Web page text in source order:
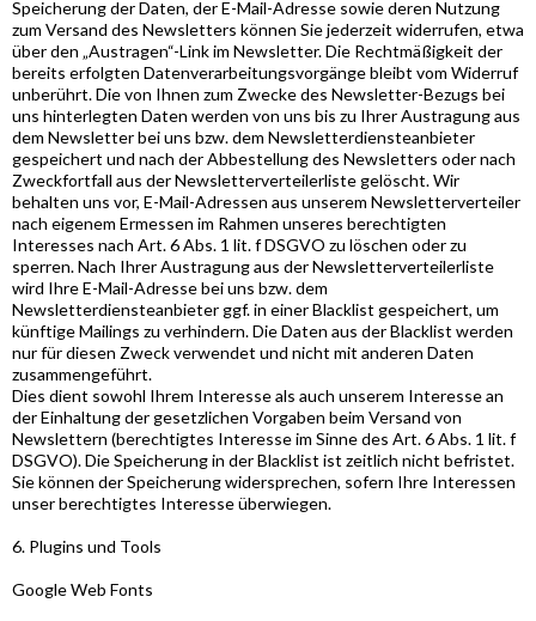
Speicherung der Daten, der E-Mail-Adresse sowie deren Nutzung
zum Versand des Newsletters können Sie jederzeit widerrufen, etwa
über den „Austragen“-Link im Newsletter. Die Rechtmäßigkeit der
bereits erfolgten Datenverarbeitungsvorgänge bleibt vom Widerruf
unberührt. Die von Ihnen zum Zwecke des Newsletter-Bezugs bei
uns hinterlegten Daten werden von uns bis zu Ihrer Austragung aus
dem Newsletter bei uns bzw. dem Newsletterdiensteanbieter
gespeichert und nach der Abbestellung des Newsletters oder nach
Zweckfortfall aus der Newsletterverteilerliste gelöscht. Wir
behalten uns vor, E-Mail-Adressen aus unserem Newsletterverteiler
nach eigenem Ermessen im Rahmen unseres berechtigten
Interesses nach Art. 6 Abs. 1 lit. f DSGVO zu löschen oder zu
sperren. Nach Ihrer Austragung aus der Newsletterverteilerliste
wird Ihre E-Mail-Adresse bei uns bzw. dem
Newsletterdiensteanbieter ggf. in einer Blacklist gespeichert, um
künftige Mailings zu verhindern. Die Daten aus der Blacklist werden
nur für diesen Zweck verwendet und nicht mit anderen Daten
zusammengeführt.
Dies dient sowohl Ihrem Interesse als auch unserem Interesse an
der Einhaltung der gesetzlichen Vorgaben beim Versand von
Newslettern (berechtigtes Interesse im Sinne des Art. 6 Abs. 1 lit. f
DSGVO). Die Speicherung in der Blacklist ist zeitlich nicht befristet.
Sie können der Speicherung widersprechen, sofern Ihre Interessen
unser berechtigtes Interesse überwiegen.
6. Plugins und Tools
Google Web Fonts